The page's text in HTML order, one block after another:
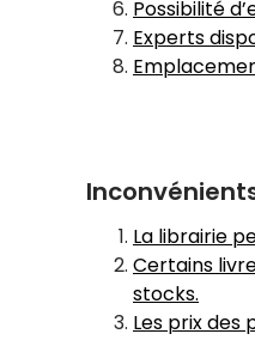
Possibilité
Experts
La librairie
Certains
stocks.
Les prix des